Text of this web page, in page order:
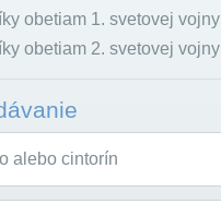
obetiam 1. svetovej vojny
obetiam 2. svetovej vojny
alebo cintorín